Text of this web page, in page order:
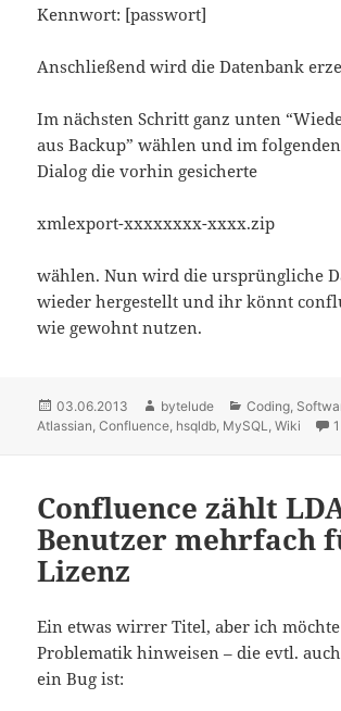
Kennwort: [passwort]
Anschließend wird die Datenbank
Im nächsten Schritt ganz unten
aus Backup” wählen und im
Dialog die vorhin gesicherte
xmlexport-xxxxxxxx-xxxx.zip
wählen. Nun wird die ursprüngliche
wieder hergestellt und ihr könnt
wie gewohnt nutzen.
Posted
on
03.06.2013 Author
bytelude Categories
Coding
Atlassian ,Confluence hsqldb MySQL ,Wiki
Confluence zählt
Benutzer mehrfach
Lizenz
Ein etwas wirrer Titel, aber ich
Problematik hinweisen – die evtl.
ein Bug ist: